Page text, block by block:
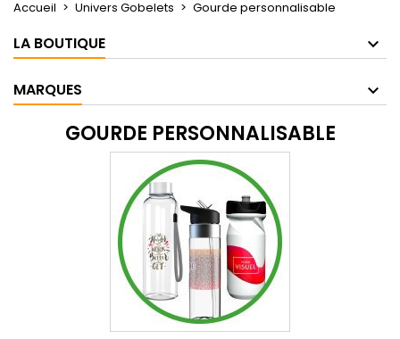
Accueil Univers Gobelets Gourde personnalisable
LA BOUTIQUE
MARQUES
GOURDE PERSONNALISABLE